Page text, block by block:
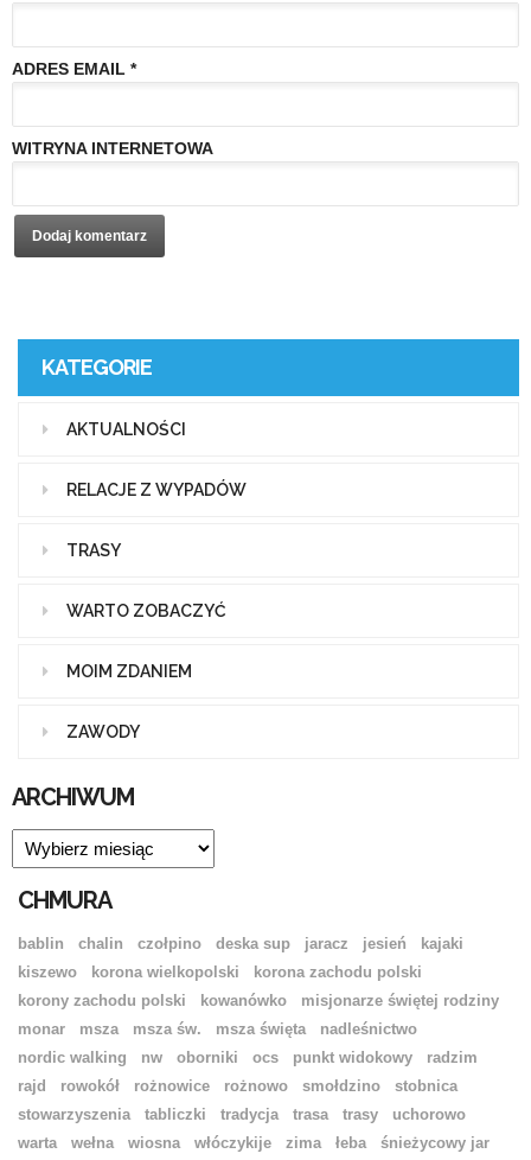
ADRES EMAIL *
WITRYNA INTERNETOWA
KATEGORIE
AKTUALNOŚCI
RELACJE Z WYPADÓW
TRASY
WARTO ZOBACZYĆ
MOIM ZDANIEM
ZAWODY
ARCHIWUM
ARCHIWUM
CHMURA
bablin chalin czołpino deska sup jaracz jesień
kajaki
kiszewo
korona wielkopolski
korona zachodu polski
korony zachodu polski
kowanówko
misjonarze świętej rodziny
monar
msza msza św. msza święta
nadleśnictwo
nordic walking
nw oborniki ocs punkt widokowy
radzim
rajd
rowokół rożnowice rożnowo smołdzino
stobnica
stowarzyszenia
tabliczki tradycja trasa trasy
uchorowo
warta
wełna wiosna włóczykije zima łeba
śnieżycowy jar